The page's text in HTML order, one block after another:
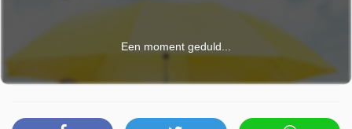
Een moment geduld...